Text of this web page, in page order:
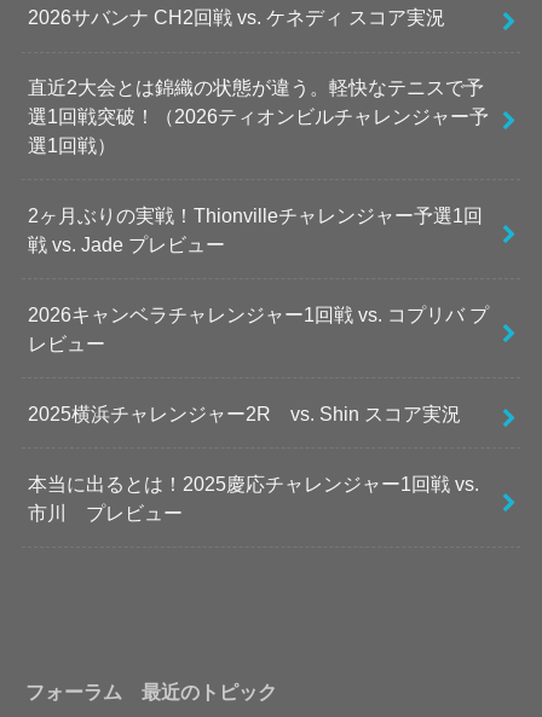
2026サバンナ CH2回戦 vs. ケネディ スコア実況
直近2大会とは錦織の状態が違う。軽快なテニスで予
選1回戦突破！（2026ティオンビルチャレンジャー予
選1回戦）
2ヶ月ぶりの実戦！Thionvilleチャレンジャー予選1回
戦 vs. Jade プレビュー
2026キャンベラチャレンジャー1回戦 vs. コプリバ プ
レビュー
2025横浜チャレンジャー2R vs. Shin スコア実況
本当に出るとは！2025慶応チャレンジャー1回戦 vs.
市川 プレビュー
フォーラム 最近のトピック